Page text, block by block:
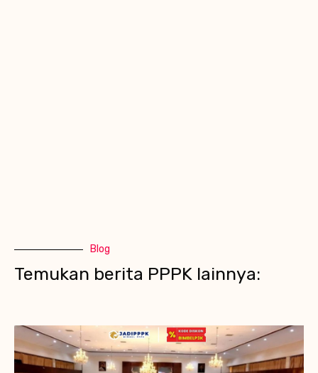
Blog
Temukan berita PPPK lainnya: